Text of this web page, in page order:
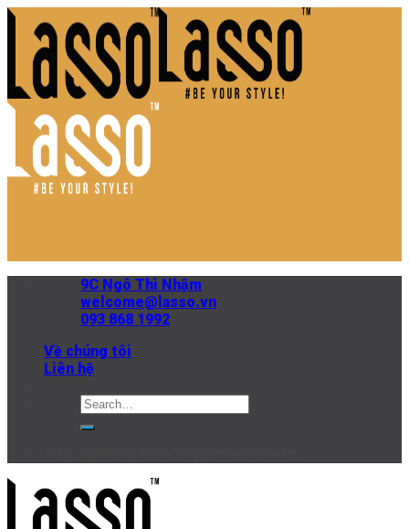
Skip
content
9C Ngô Thì Nhậm
welcome@lasso.vn
093 868 1992
Về chúng tôi
Liên hệ